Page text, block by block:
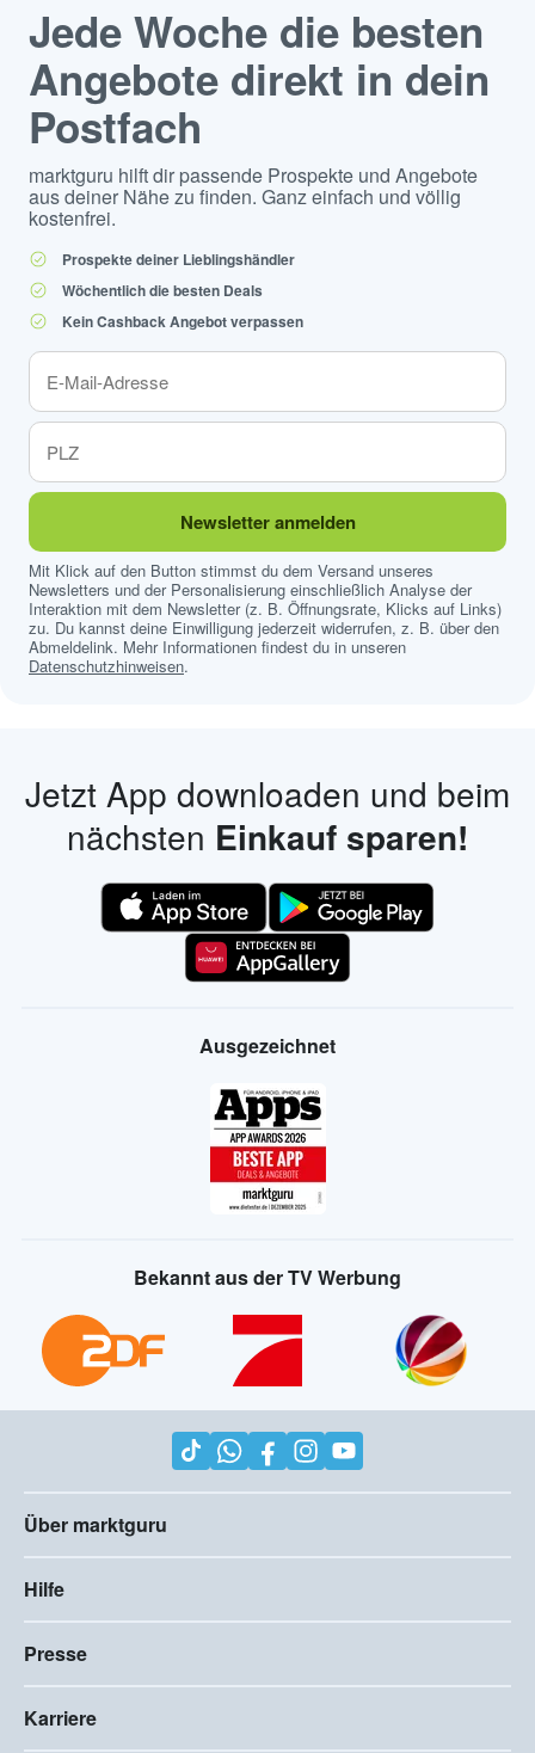
Jede Woche die besten
Angebote direkt in dein
Postfach
marktguru hilft dir passende Prospekte und Angebote
aus deiner Nähe zu finden. Ganz einfach und völlig
kostenfrei.
Prospekte deiner Lieblingshändler
Wöchentlich die besten Deals
Kein Cashback Angebot verpassen
Newsletter anmelden
Mit Klick auf den Button stimmst du dem Versand unseres
Newsletters und der Personalisierung einschließlich Analyse der
Interaktion mit dem Newsletter (z. B. Öffnungsrate, Klicks auf Links)
zu. Du kannst deine Einwilligung jederzeit widerrufen, z. B. über den
Abmeldelink. Mehr Informationen findest du in unseren
Datenschutzhinweisen.
Jetzt App downloaden und beim
nächsten Einkauf sparen!
Ausgezeichnet
Bekannt aus der TV Werbung
Über marktguru
Hilfe
Presse
Karriere